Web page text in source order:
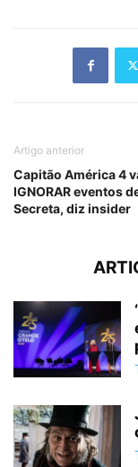
Artigo anterior
Capitão América 4
IGNORAR eventos
Secreta, diz insider